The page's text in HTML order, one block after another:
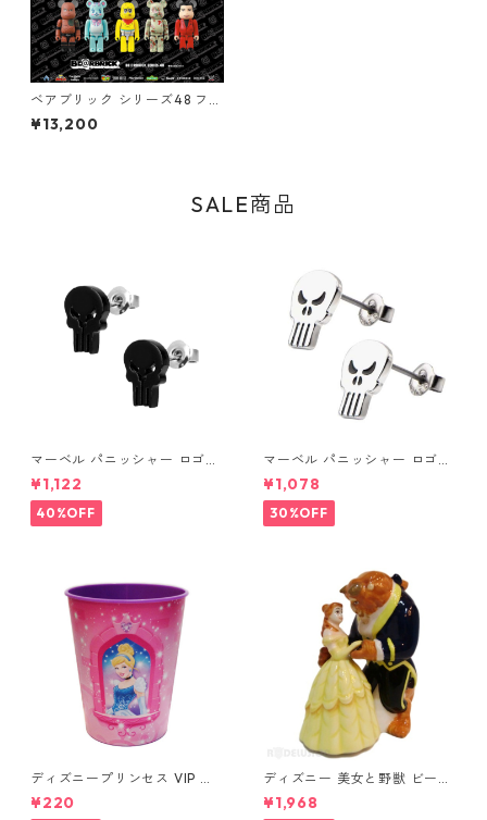
ベアブリック シリーズ48 フィ
ギュア 24個入り カートン BE
@RBRICK
¥13,200
SALE商品
マーベル パニッシャー ロゴス
タッドピアス ブラック MARV
EL
¥1,122
40%OFF
マーベル パニッシャー ロゴス
タッドピアス シルバー MARV
EL
¥1,078
30%OFF
ディズニープリンセス VIP パ
ーティーカップ コップ DISNE
Y
¥220
ディズニー 美女と野獣 ビース
ト&ベル ソルト&ペッパー DIS
NEY
¥1,968